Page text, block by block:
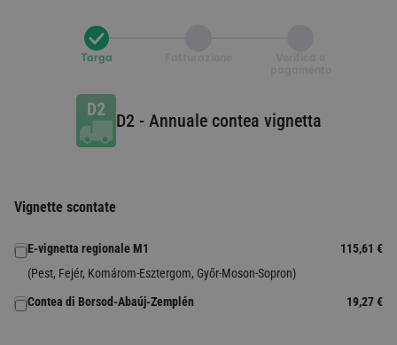
Targa
D2- Annuale contea vignetta
Vignette scontate
E-vignetta regionale M1
(Pest, Fejér, Komárom-Esztergom, Győr-Moson-Sopron)
115,61 €
Contea di Borsod-Abaúj-Zemplén 19,27 €